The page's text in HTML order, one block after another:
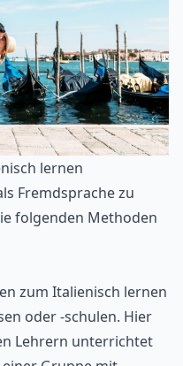
lernen
Fremdsprache zu
folgenden Methoden
zum Italienisch lernen
oder -schulen. Hier
Lehrern unterrichtet